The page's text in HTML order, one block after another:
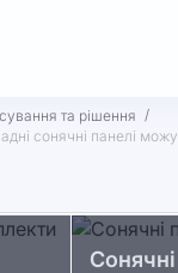
та рішення
сонячні панелі
Сонячні